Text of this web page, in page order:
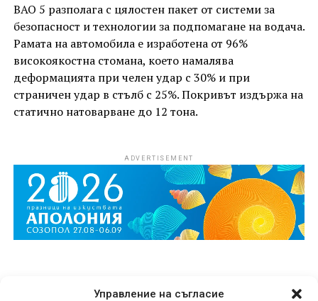
Управление на съгласие
BAO 5 разполага с цялостен пакет от системи за
безопасност и технологии за подпомагане на водача.
Рамата на автомобила е изработена от 96%
високоякостна стомана, което намалява
деформацията при челен удар с 30% и при
страничен удар в стълб с 25%. Покривът издържа на
статично натоварване до 12 тона.
ADVERTISEMENT
Автомобилът е оборудван стандартно с 11